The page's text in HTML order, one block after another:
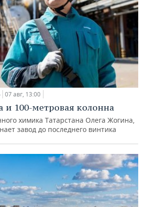
07 авг, 13:00
и 100-метровая колонна
химика Татарстана Олега Жогина,
завод до последнего винтика